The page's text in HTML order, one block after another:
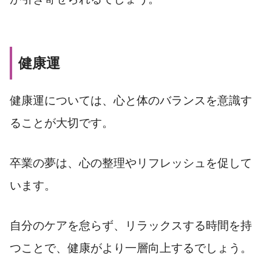
健康運
健康運については、心と体のバランスを意識す
ることが大切です。
卒業の夢は、心の整理やリフレッシュを促して
います。
自分のケアを怠らず、リラックスする時間を持
つことで、健康がより一層向上するでしょう。